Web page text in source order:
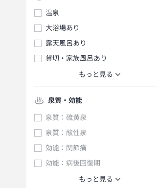
温泉
大浴場あり
露天風呂あり
貸切・家族風呂あり
もっと見る
泉質・効能
泉質：硫黄泉
泉質：酸性泉
効能：関節痛
効能：病後回復期
もっと見る